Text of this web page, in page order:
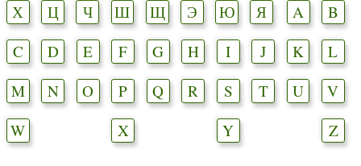
Х
Ц Ч Ш Щ Э Ю Я A
B
C
D E F G H I J K
L
M
N O P Q R S T U
V
W
X Y Z